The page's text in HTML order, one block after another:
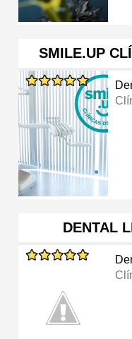
SMILE.UP
DENTAL